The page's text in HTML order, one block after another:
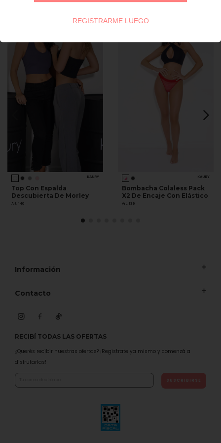
KAURY
Top Con Espalda
Descubierta De Morley
Art. 146
KAURY
Bombacha Colaless Pack
X2 De Encaje Con Elástico
Art. 139
Información
Contacto
RECIBÍ TODAS LAS OFERTAS
¿Querés recibir nuestras ofertas? ¡Registrate ya mismo y comenzá a
disfrutarlas!
REGISTRARME LUEGO